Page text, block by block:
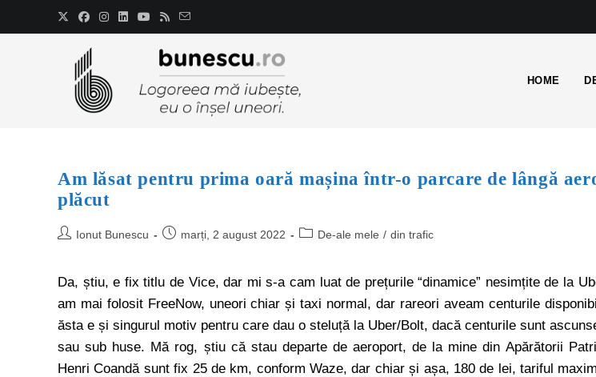
HOME
Am lăsat pentru prima oară mașina într-o parcare de lângă
plăcut
Ionut Bunescu marți, 2 august 2022 De-ale mele / din trafic
Da, știu, e fix titlu de Vice, dar mi s-a cam luat de prețurile “dinamice” nesimțite de la
am mai folosit FreeNow, uneori chiar și taxi normal, dar rareori aveam centurile
ăsta e și singurul motiv pentru care dau o steluță la Uber/Bolt, dacă centurile sunt
sau sub huse. Mă rog, știu că stau departe de aeroport, de la mine din Apărătorii
Henri Coandă sunt fix 25 de km, conform Waze, dar chiar și așa, 180 de lei, tariful